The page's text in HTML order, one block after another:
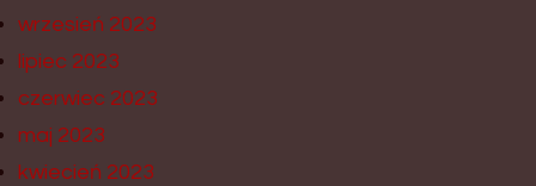
wrzesień 2023
lipiec 2023
czerwiec 2023
maj 2023
kwiecień 2023